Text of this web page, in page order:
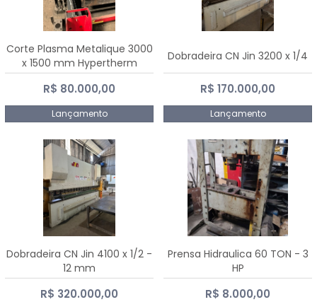
Corte Plasma Metalique 3000
x 1500 mm Hypertherm
Powermax 45 xp
R$ 80.000,00
Lançamento
Dobradeira CN Jin 3200 x 1/4
R$ 170.000,00
Lançamento
Dobradeira CN Jin 4100 x 1/2 -
12 mm
R$ 320.000,00
Prensa Hidraulica 60 TON - 3
HP
R$ 8.000,00